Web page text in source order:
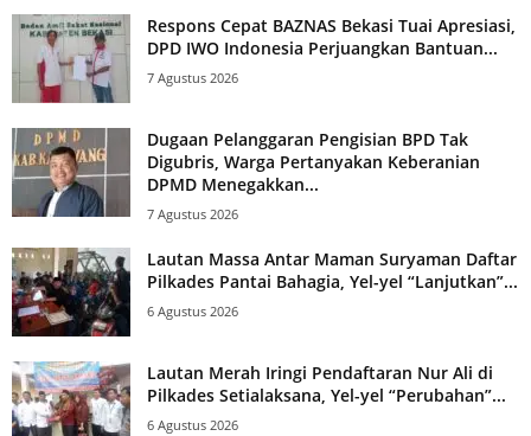
Respons Cepat BAZNAS Bekasi Tuai Apresiasi,
DPD IWO Indonesia Perjuangkan Bantuan...
7 Agustus 2026
Dugaan Pelanggaran Pengisian BPD Tak
Digubris, Warga Pertanyakan Keberanian
DPMD Menegakkan...
7 Agustus 2026
Lautan Massa Antar Maman Suryaman Daftar
Pilkades Pantai Bahagia, Yel-yel “Lanjutkan”...
6 Agustus 2026
Lautan Merah Iringi Pendaftaran Nur Ali di
Pilkades Setialaksana, Yel-yel “Perubahan”...
6 Agustus 2026